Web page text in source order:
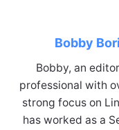
Bobby
Bobby, an
professional with
strong focus on
has worked as a